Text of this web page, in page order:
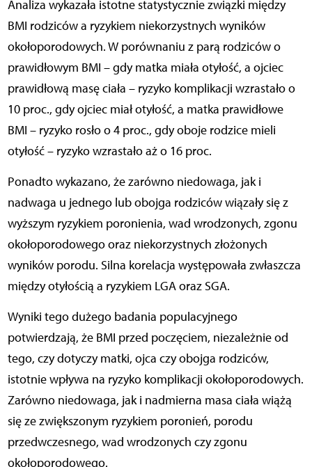
Analiza wykazała istotne statystycznie związki między
BMI rodziców a ryzykiem niekorzystnych wyników
okołoporodowych. W porównaniu z parą rodziców o
prawidłowym BMI – gdy matka miała otyłość, a ojciec
prawidłową masę ciała – ryzyko komplikacji wzrastało o
10 proc., gdy ojciec miał otyłość, a matka prawidłowe
BMI – ryzyko rosło o 4 proc., gdy oboje rodzice mieli
otyłość – ryzyko wzrastało aż o 16 proc.
Ponadto wykazano, że zarówno niedowaga, jak i
nadwaga u jednego lub obojga rodziców wiązały się z
wyższym ryzykiem poronienia, wad wrodzonych, zgonu
okołoporodowego oraz niekorzystnych złożonych
wyników porodu. Silna korelacja występowała zwłaszcza
między otyłością a ryzykiem LGA oraz SGA.
Wyniki tego dużego badania populacyjnego
potwierdzają, że BMI przed poczęciem, niezależnie od
tego, czy dotyczy matki, ojca czy obojga rodziców,
istotnie wpływa na ryzyko komplikacji okołoporodowych.
Zarówno niedowaga, jak i nadmierna masa ciała wiążą
się ze zwiększonym ryzykiem poronień, porodu
przedwczesnego, wad wrodzonych czy zgonu
okołoporodowego.